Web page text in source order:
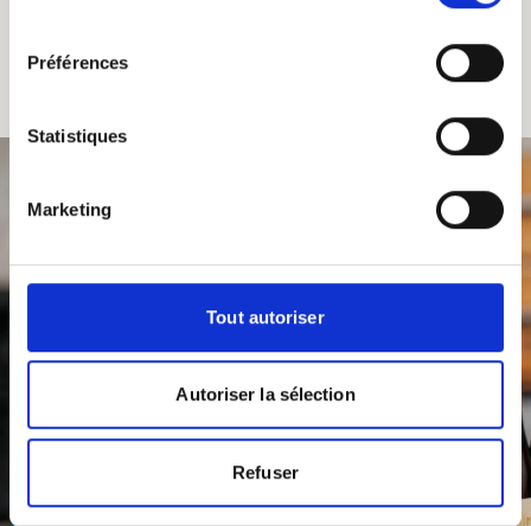
Préférences
Statistiques
Marketing
Tout autoriser
Autoriser la sélection
Refuser
Alle producten